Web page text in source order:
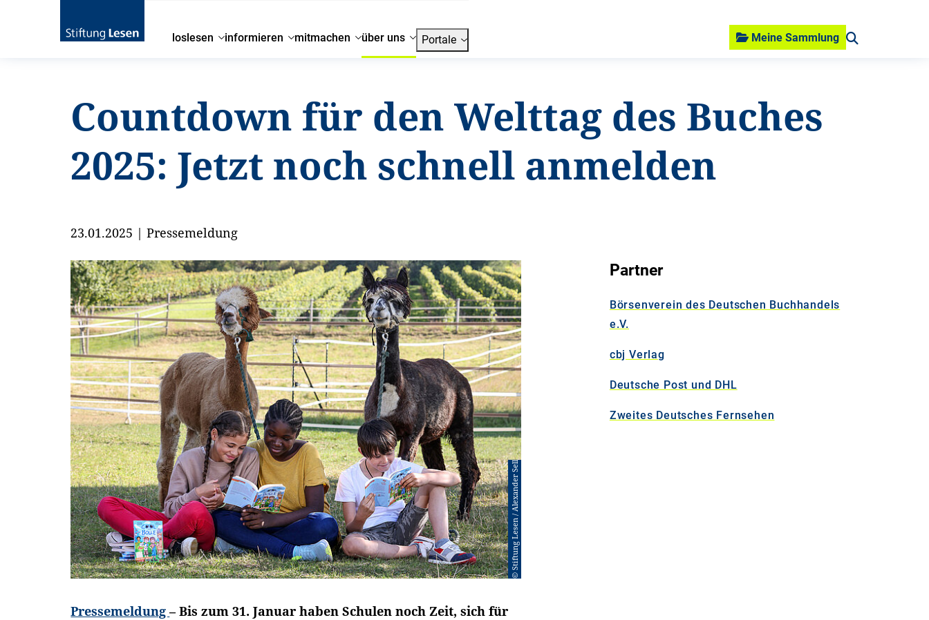
loslesen informieren mitmachen über uns Portale Meine Sammlung
Countdown für den Welttag des Buches
2025: Jetzt noch schnell anmelden
23.01.2025 |Pressemeldung
© Stiftung Lesen / Alexander Sell
Pressemeldung– Bis zum 31. Januar haben Schulen noch Zeit, sich für
Partner
Börsenverein des Deutschen Buchhandels
e.V.
cbj Verlag
Deutsche Post und DHL
Zweites Deutsches Fernsehen